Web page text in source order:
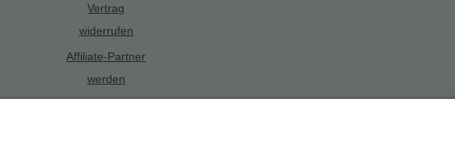
Vertrag
widerrufen
Affiliate-Partner
werden